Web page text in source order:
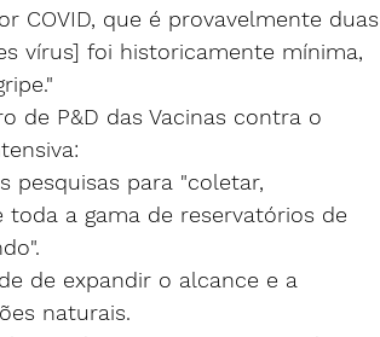
COVID, que é provavelmente duas
vírus] foi historicamente mínima,
de P&D das Vacinas contra o
pesquisas para "coletar,
a gama de reservatórios de
de expandir o alcance e a
naturais.